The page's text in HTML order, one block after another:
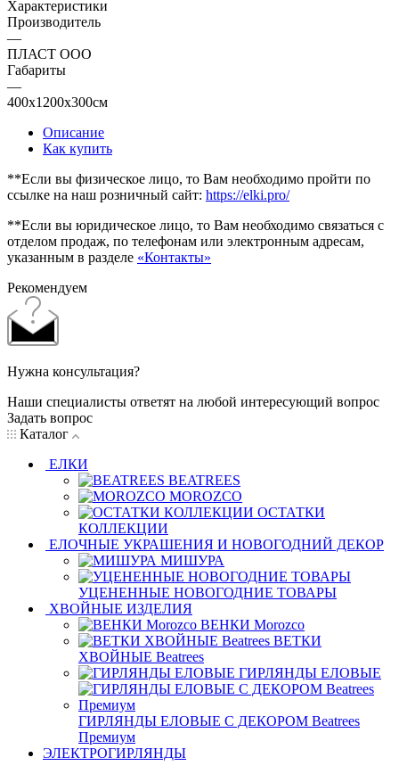
Характеристики
Производитель
—
ПЛАСТ ООО
Габариты
—
400x1200x300см
Описание
Как купить
**Если вы физическое лицо, то Вам необходимо пройти по
ссылке на наш розничный сайт: https://elki.pro/
**Если вы юридическое лицо, то Вам необходимо связаться с
отделом продаж, по телефонам или электронным адресам,
указанным в разделе «Контакты»
Рекомендуем
Нужна консультация?
Наши специалисты ответят на любой интересующий вопрос
Задать вопрос
Каталог
ЕЛКИ
BEATREES
MOROZCO
ОСТАТКИ
КОЛЛЕКЦИИ
ЕЛОЧНЫЕ УКРАШЕНИЯ И НОВОГОДНИЙ ДЕКОР
МИШУРА
УЦЕНЕННЫЕ НОВОГОДНИЕ ТОВАРЫ
ХВОЙНЫЕ ИЗДЕЛИЯ
ВЕНКИ Morozco
ВЕТКИ
ХВОЙНЫЕ Beatrees
ГИРЛЯНДЫ ЕЛОВЫЕ
ГИРЛЯНДЫ ЕЛОВЫЕ С ДЕКОРОМ Beatrees
Премиум
ЭЛЕКТРОГИРЛЯНДЫ